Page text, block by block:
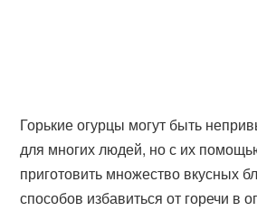
Горькие огурцы могут быть
для многих людей, но с их
приготовить множество вкусных
способов избавиться от горечи в